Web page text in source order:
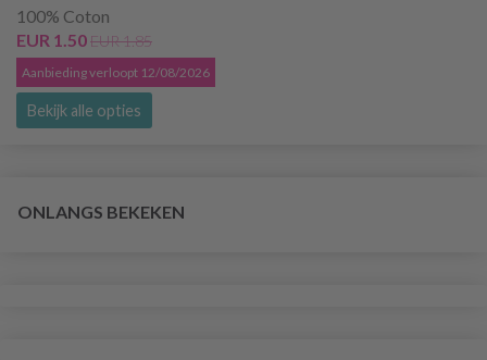
100% Coton
EUR 1.50EUR 1.85
Aanbieding verloopt 12/08/2026
Bekijk alle opties
ONLANGS BEKEKEN